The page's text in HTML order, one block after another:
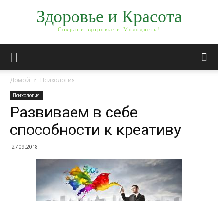
Здоровье и Красота
Сохрани здоровье и Молодость!
Домой Психология
Психология
Развиваем в себе
способности к креативу
27.09.2018